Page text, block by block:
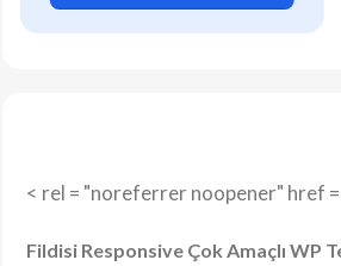
< rel = "noreferrer noopener" href
Fildisi Responsive Çok Amaçlı WP